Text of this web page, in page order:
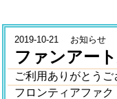
2019-10-21 お知らせ
ファンアート
ご利用ありがとうご
フロンティアファク